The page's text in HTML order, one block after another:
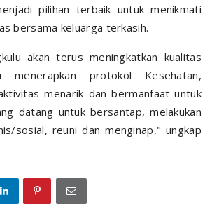
pilihan terbaik untuk menikmati
bersama keluarga terkasih.
akan terus meningkatkan kualitas
menerapkan protokol Kesehatan,
menarik dan bermanfaat untuk
datang untuk bersantap, melakukan
sosial, reuni dan menginap," ungkap